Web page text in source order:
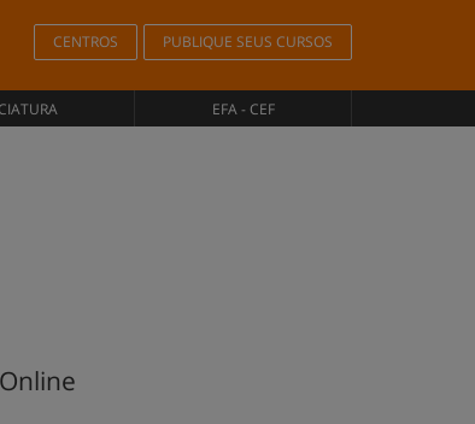
CENTROS PUBLIQUE SEUS CURSOS
EFA - CEF